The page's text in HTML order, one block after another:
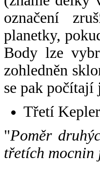
označení
planetky,
Body lze
zohledněn
se pak
Třetí
"Poměr
třetích mocnin